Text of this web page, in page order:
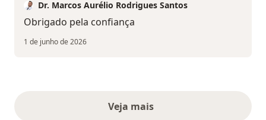
Dr. Marcos Aurélio Rodrigues Santos
Obrigado pela confiança
1 de junho de 2026
Veja maisopiniões acima